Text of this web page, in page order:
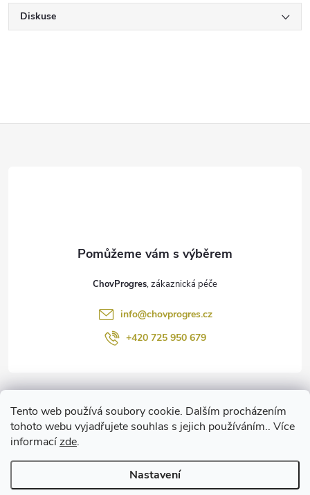
Tento web používá soubory cookie. Dalším procházením
tohoto webu vyjadřujete souhlas s jejich používáním.. Více
informacízde.
Nastavení
Diskuse
ChovProgres
info@chovprogres.cz
+420 725 950 679